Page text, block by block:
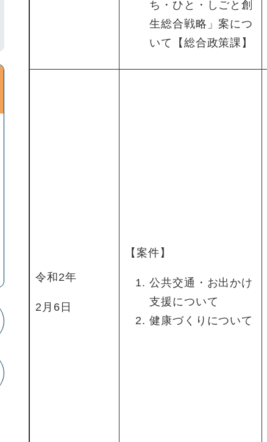
ち・ひと・しごと創
生総合戦略」案につ
いて【総合政策課】
令和2年
2月6日
【案件】
公共交通・お出かけ
支援について
健康づくりについて